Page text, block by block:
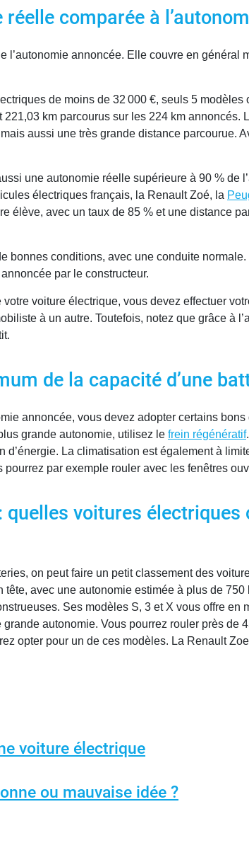
comparée à
l’autonomie annoncée. Elle couvre en
de moins de 32 000 €, seuls 5 modèles
km parcourus sur les 224 km annoncés.
aussi une très grande distance parcourue.
une autonomie réelle supérieure à 90 %
électriques français, la Renault Zoé, la
élève, avec un taux de 85 % et une distance
bonnes conditions, avec une conduite
par le constructeur.
voiture électrique, vous devez effectuer
à un autre. Toutefois, notez que grâce à
de la capacité d’une
annoncée, vous devez adopter certains
grande autonomie, utilisez le frein régénératif
La climatisation est également à
par exemple rouler avec les fenêtres
voitures électriques
on peut faire un petit classement des
tête, avec une autonomie estimée à plus de 750
Ses modèles S, 3 et X vous offre en
grande autonomie. Vous pourrez rouler près de
opter pour un de ces modèles. La Renault
voiture électrique
ou mauvaise idée ?